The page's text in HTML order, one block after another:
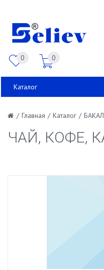
0 0
Каталог
/ Главная / Каталог /
ЧАЙ, КОФЕ,